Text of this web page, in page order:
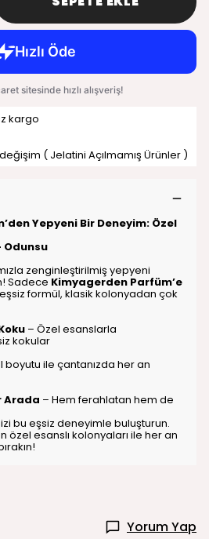
kargo
( Jelatini Açılmamış Ürünler )
Yepyeni Bir Deneyim: Özel
zenginleştirilmiş yepyeni
Sadece Kimyagerden Parfüm’e
formül, klasik kolonyadan çok
– Özel esanslarla
kokular
boyutu ile çantanızda her an
Arada – Hem ferahlatan hem de
bu eşsiz deneyimle buluşturun.
özel esanslı kolonyaları ile her an
Yorum Yap